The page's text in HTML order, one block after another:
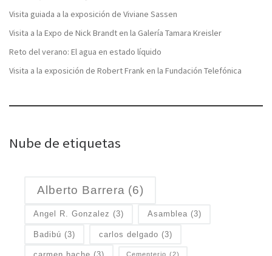
Visita guiada a la exposición de Viviane Sassen
Visita a la Expo de Nick Brandt en la Galería Tamara Kreisler
Reto del verano: El agua en estado líquido
Visita a la exposición de Robert Frank en la Fundación Telefónica
Nube de etiquetas
Alberto Barrera (6)
Angel R. Gonzalez (3) Asamblea (3)
Badibú (3) carlos delgado (3)
Cementerio (2)